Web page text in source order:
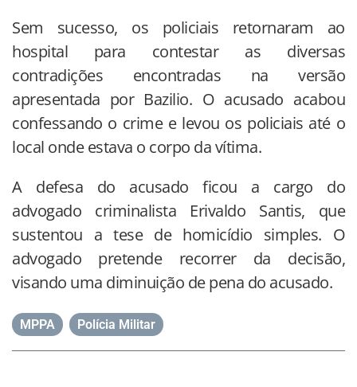
Sem sucesso, os policiais retornaram ao
hospital para contestar as diversas
contradições encontradas na versão
apresentada por Bazilio. O acusado acabou
confessando o crime e levou os policiais até o
local onde estava o corpo da vítima.
A defesa do acusado ficou a cargo do
advogado criminalista Erivaldo Santis, que
sustentou a tese de homicídio simples. O
advogado pretende recorrer da decisão,
visando uma diminuição de pena do acusado.
MPPA Polícia Militar